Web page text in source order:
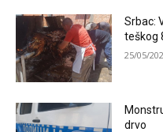
Srbac:
teškog
25/05/
drvo